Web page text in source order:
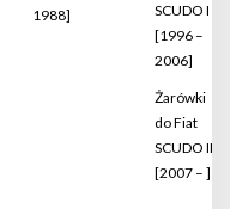
1988]
SCUDO I
[1996 –
2006]
Żarówki
do Fiat
SCUDO II
[2007 – ]